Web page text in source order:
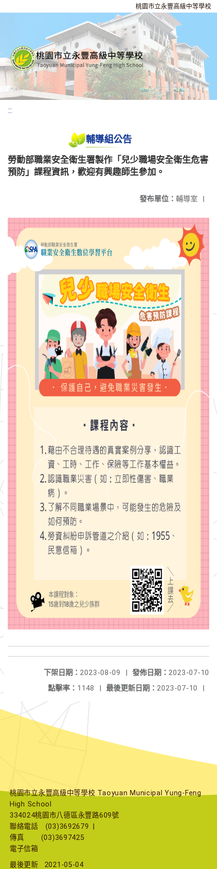
桃園市立永豐高級中等學校
:::
輔導組公告
勞動部職業安全衛生署製作「兒少職場安全衛生危害
預防」課程資訊，歡迎有興趣師生參加。
發布單位： 輔導室 |
發佈日期： 2023-07-10
下架日期： 2023-08-09
|
最後更新日期： 2023-07-10 |
點擊率： 1148 |
桃園市立永豐高級中等學校 Taoyuan Municipal Yung-Feng
High School
334024桃園市八德區永豐路609號
聯絡電話
(03)3692679
傳真
(03)3697425
電子信箱
最後更新
2021-05-04